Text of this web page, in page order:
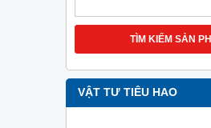
TÌM KIẾM SẢN
VẬT TƯ TIÊU HAO